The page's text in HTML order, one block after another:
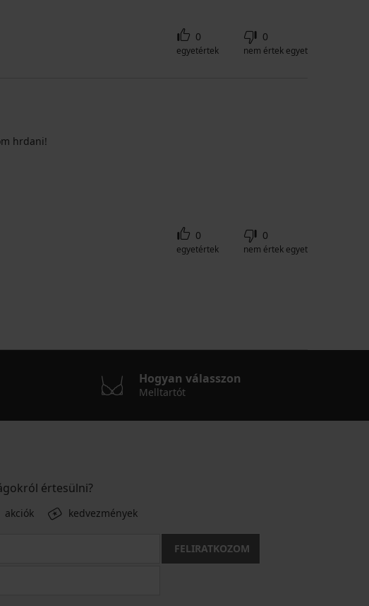
0
egyetértek
0
nem értek egyet
hrdani!
0
egyetértek
0
nem értek egyet
Hogyan válasszon
Melltartót
értesülni?
akciók kedvezmények
FELIRATKOZOM